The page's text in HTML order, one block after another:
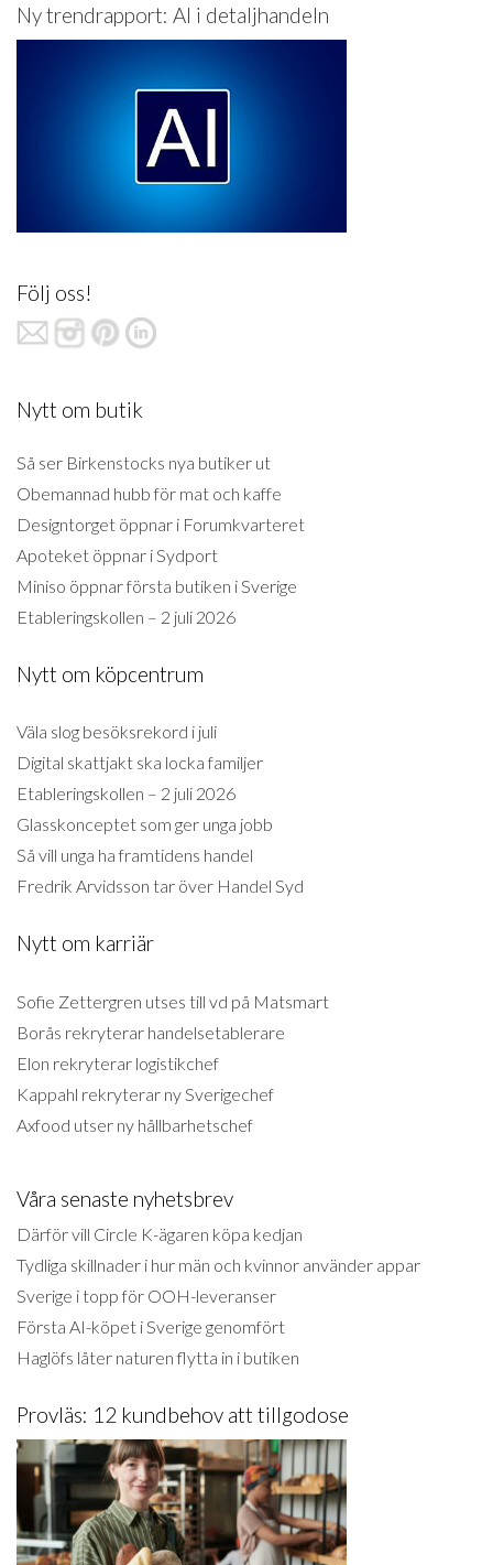
Ny trendrapport: AI i detaljhandeln
Följ oss!
Nytt om butik
Så ser Birkenstocks nya butiker ut
Obemannad hubb för mat och kaffe
Designtorget öppnar i Forumkvarteret
Apoteket öppnar i Sydport
Miniso öppnar första butiken i Sverige
Etableringskollen – 2 juli 2026
Nytt om köpcentrum
Väla slog besöksrekord i juli
Digital skattjakt ska locka familjer
Etableringskollen – 2 juli 2026
Glasskonceptet som ger unga jobb
Så vill unga ha framtidens handel
Fredrik Arvidsson tar över Handel Syd
Nytt om karriär
Sofie Zettergren utses till vd på Matsmart
Borås rekryterar handelsetablerare
Elon rekryterar logistikchef
Kappahl rekryterar ny Sverigechef
Axfood utser ny hållbarhetschef
Våra senaste nyhetsbrev
Därför vill Circle K-ägaren köpa kedjan
Tydliga skillnader i hur män och kvinnor använder appar
Sverige i topp för OOH-leveranser
Första AI-köpet i Sverige genomfört
Haglöfs låter naturen flytta in i butiken
Provläs: 12 kundbehov att tillgodose